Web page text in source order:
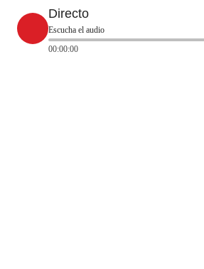
Directo
Escucha el audio
00:00:00